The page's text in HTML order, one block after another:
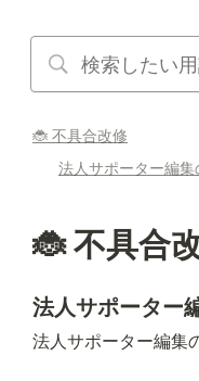
🐞 不具合改修
法人サポーター編
🐞 不具合
法人サポーター
法人サポーター編集